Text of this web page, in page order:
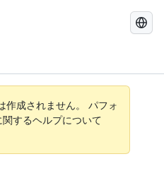
GitHub
検
索
作成されません。 パフォ
するヘルプについて